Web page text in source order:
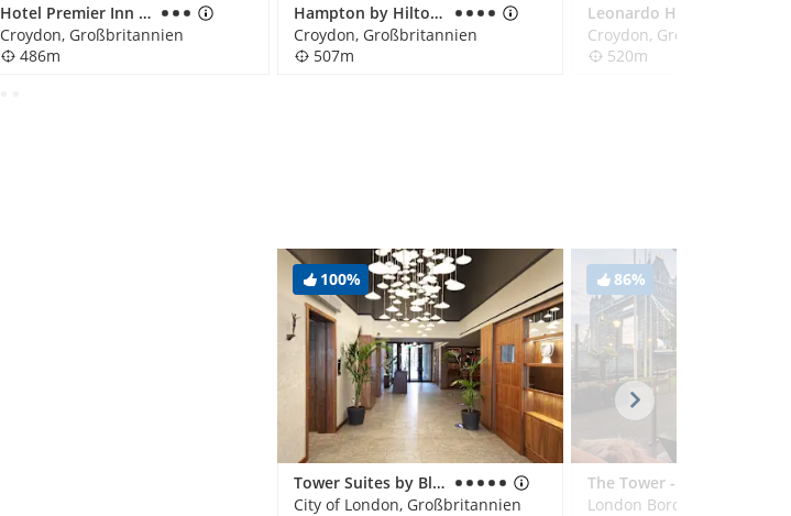
Hotel Premier Inn Croydon Town Centre
Croydon, Großbritannien
486m
Hampton by Hilton London Croydon
Croydon, Großbritannien
507m
Croydon, Großbritannien
520m
100%
Tower Suites by Blue Orchid
City of London, Großbritannien
86%